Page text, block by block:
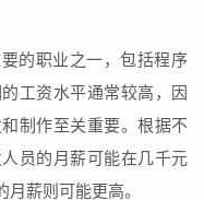
的职业之一，包括程序
工资水平通常较高，因
制作至关重要。根据不
员的月薪可能在几千元
薪则可能更高。